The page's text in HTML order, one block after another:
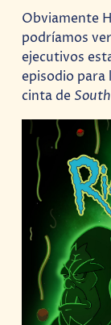
Obviamente
podríamos
ejecutivos
episodio para
cinta de